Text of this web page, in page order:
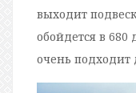
выходит
обойдется в 680
очень подходит